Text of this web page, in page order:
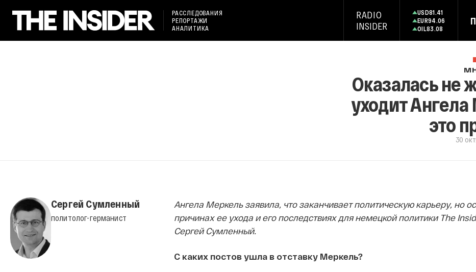
РАССЛЕДОВАНИЯ
РЕПОРТАЖИ
АНАЛИТИКА
RADIO
INSIDER
USD81.41
EUR94.06
OIL83.08
Оказалась не
уходит
это
30
Сергей Сумленный
политолог-германист
Ангела Меркель заявила, что заканчивает политическую карьеру, но
причинах ее ухода и его последствиях для немецкой политики The
Сергей Сумленный.
С каких постов ушла в отставку Меркель?